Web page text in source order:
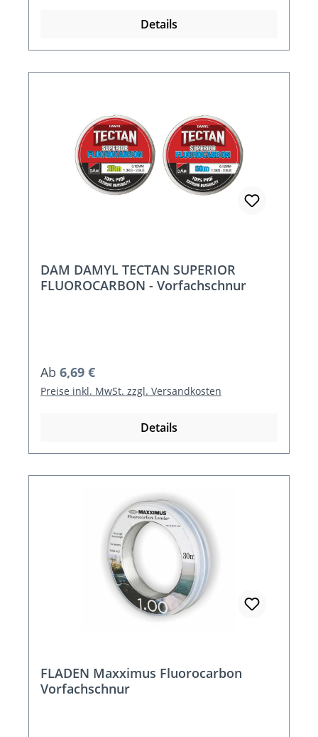
Details
DAM DAMYL TECTAN SUPERIOR
FLUOROCARBON - Vorfachschnur
Regulärer Preis:
Ab 6,69 €
Preise inkl. MwSt. zzgl. Versandkosten
Details
FLADEN Maxximus Fluorocarbon
Vorfachschnur